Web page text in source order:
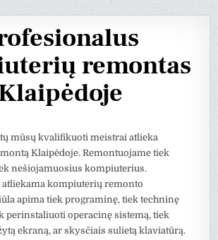
remontas
mūsų kvalifikuoti meistrai atlieka
Klaipėdoje. Remontuojame tiek
nešiojamuosius kompiuterius.
atliekama kompiuterių remonto
apima tiek programinę, tiek techninę
perinstaliuoti operacinę sistemą, tiek
ekraną, ar skysčiais sulietą klaviatūrą.